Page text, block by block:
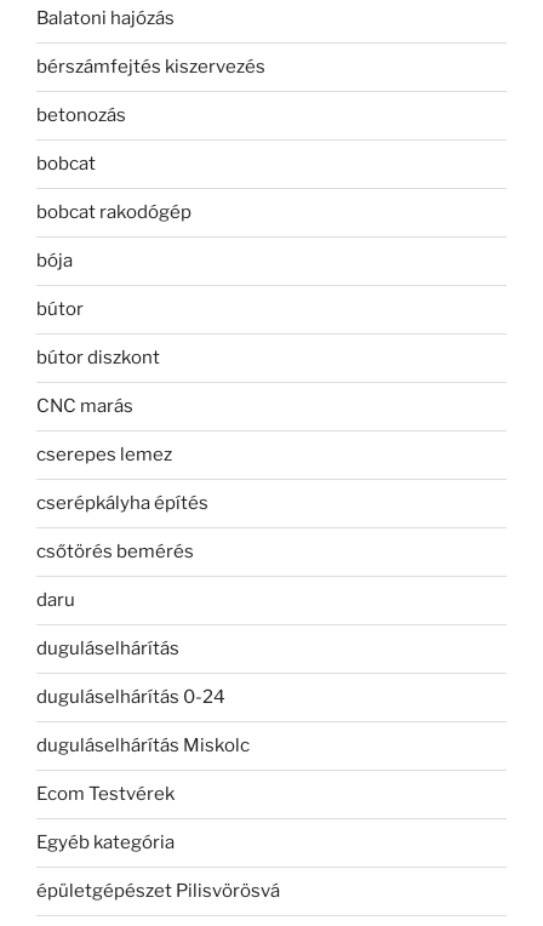
Balatoni hajózás
bérszámfejtés kiszervezés
betonozás
bobcat
bobcat rakodógép
bója
bútor
bútor diszkont
CNC marás
cserepes lemez
cserépkályha építés
csőtörés bemérés
daru
duguláselhárítás
duguláselhárítás 0-24
duguláselhárítás Miskolc
Ecom Testvérek
Egyéb kategória
épületgépészet Pilisvörösvá